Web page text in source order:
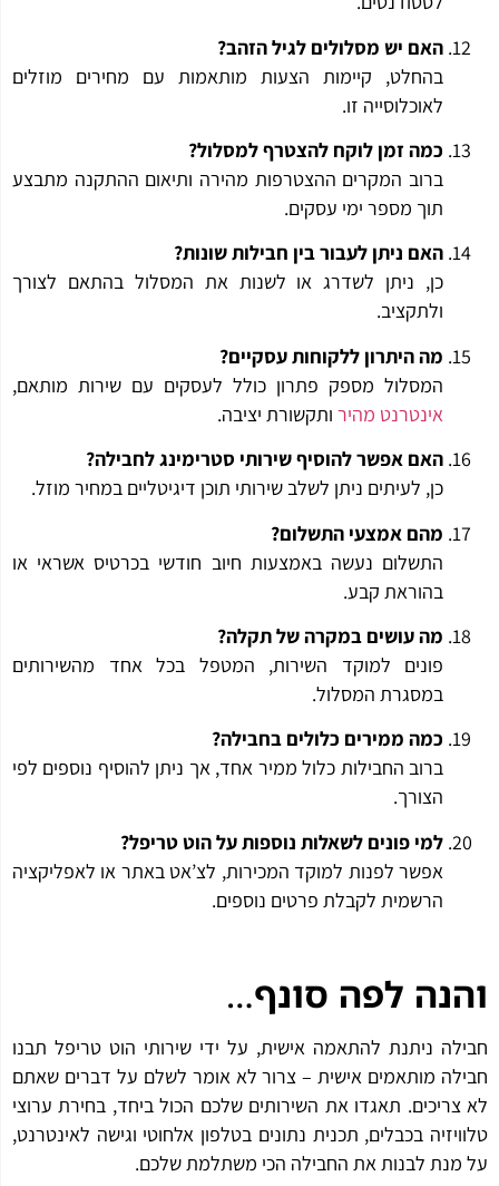
האם יש מסלולים לגיל הזהב?
בהחלט, קיימות הצעות מותאמות עם מחירים מוזלים
לאוכלוסייה זו.
כמה זמן לוקח להצטרף למסלול?
ברוב המקרים ההצטרפות מהירה ותיאום ההתקנה מתבצע
תוך מספר ימי עסקים.
האם ניתן לעבור בין חבילות שונות?
כן, ניתן לשדרג או לשנות את המסלול בהתאם לצורך
ולתקציב.
מה היתרון ללקוחות עסקיים?
המסלול מספק פתרון כולל לעסקים עם שירות מותאם,
אינטרנט מהירותקשורת יציבה.
האם אפשר להוסיף שירותי סטרימינג לחבילה?
כן, לעיתים ניתן לשלב שירותי תוכן דיגיטליים במחיר מוזל.
מהם אמצעי התשלום?
התשלום נעשה באמצעות חיוב חודשי בכרטיס אשראי או
בהוראת קבע.
מה עושים במקרה של תקלה?
פונים למוקד השירות, המטפל בכל אחד מהשירותים
במסגרת המסלול.
כמה ממירים כלולים בחבילה?
ברוב החבילות כלול ממיר אחד, אך ניתן להוסיף נוספים לפי
הצורך.
למי פונים לשאלות נוספות על הוט טריפל?
אפשר לפנות למוקד המכירות, לצ’אט באתר או לאפליקציה
הרשמית לקבלת פרטים נוספים.
לפה סונף…
ניתנת להתאמה אישית, על ידי שירותי הוט טריפל תבנו
מותאמים אישית – צרור לא אומר לשלם על דברים שאתם
תאגדו את השירותים שלכם הכול ביחד, בחירת ערוצי
בכבלים, תכנית נתונים בטלפון אלחוטי וגישה לאינטרנט,
לבנות את החבילה הכי משתלמת שלכם.